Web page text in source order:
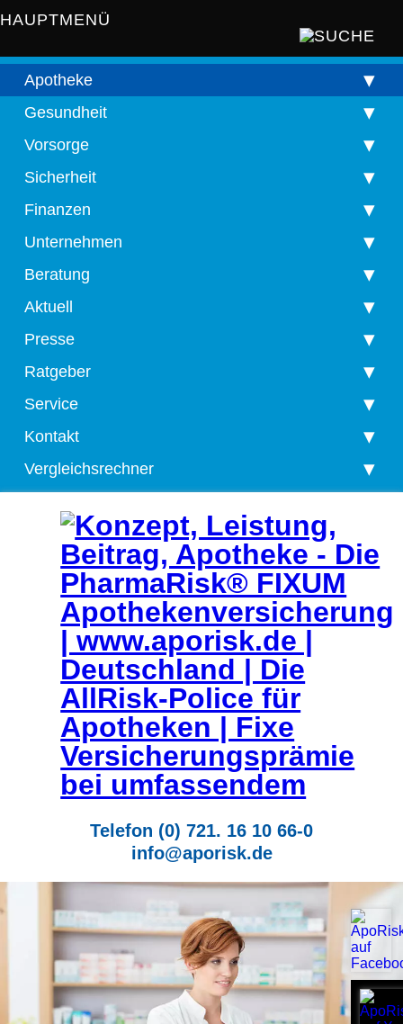
Telefon (0) 721. 16 10 66-0
info@aporisk.de
HAUPTMENÜ
Apotheke
Gesundheit
Vorsorge
Sicherheit
Finanzen
Unternehmen
Beratung
Aktuell
Presse
Ratgeber
Service
Kontakt
Vergleichsrechner